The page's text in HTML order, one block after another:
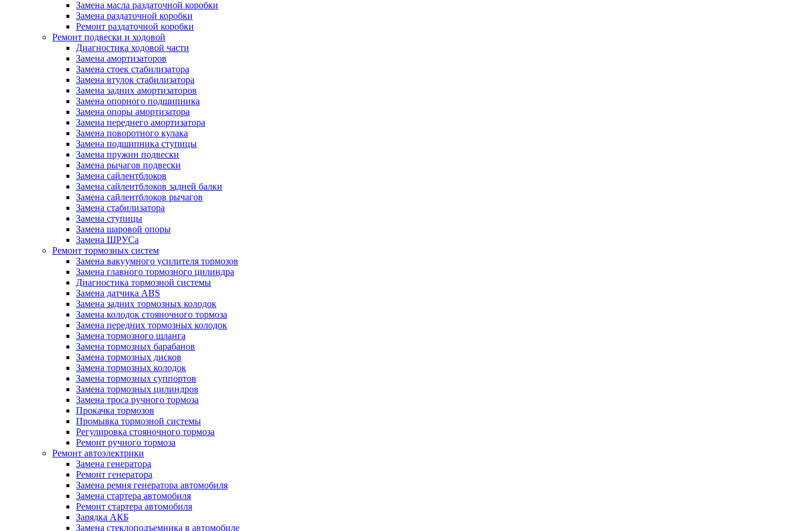
Замена масла раздаточной коробки
Замена раздаточной коробки
Ремонт раздаточной коробки
Ремонт подвески и ходовой
Диагностика ходовой части
Замена амортизаторов
Замена стоек стабилизатора
Замена втулок стабилизатора
Замена задних амортизаторов
Замена опорного подшипника
Замена опоры амортизатора
Замена переднего амортизатора
Замена поворотного кулака
Замена подшипника ступицы
Замена пружин подвески
Замена рычагов подвески
Замена сайлентблоков
Замена сайлентблоков задней балки
Замена сайлентблоков рычагов
Замена стабилизатора
Замена ступицы
Замена шаровой опоры
Замена ШРУСа
Ремонт тормозных систем
Замена вакуумного усилителя тормозов
Замена главного тормозного цилиндра
Диагностика тормозной системы
Замена датчика ABS
Замена задних тормозных колодок
Замена колодок стояночного тормоза
Замена передних тормозных колодок
Замена тормозного шланга
Замена тормозных барабанов
Замена тормозных дисков
Замена тормозных колодок
Замена тормозных суппортов
Замена тормозных цилиндров
Замена троса ручного тормоза
Прокачка тормозов
Промывка тормозной системы
Регулировка стояночного тормоза
Ремонт ручного тормоза
Ремонт автоэлектрики
Замена генератора
Ремонт генератора
Замена ремня генератора автомобиля
Замена стартера автомобиля
Ремонт стартера автомобиля
Зарядка АКБ
Замена стеклоподъемника в автомобиле